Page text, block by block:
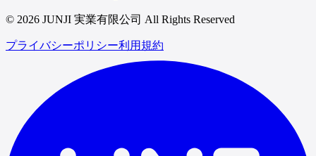
© 2026 JUNJI 実業有限公司 All Rights Reserved
プライバシーポリシー利用規約